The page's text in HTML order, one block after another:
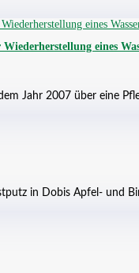
eines
Jahr 2007 über eine
in Dobis Apfel- und